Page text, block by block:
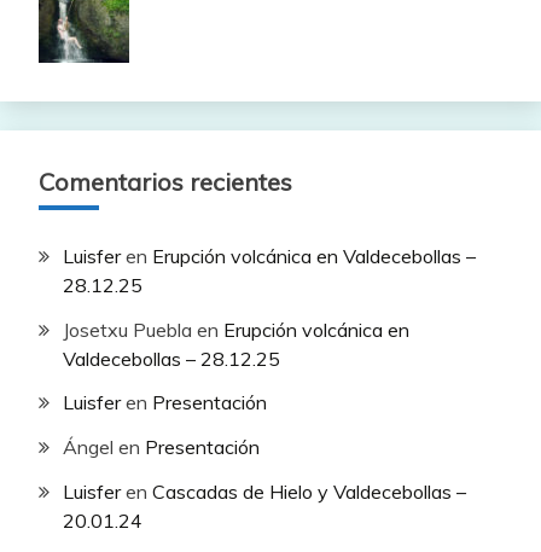
Comentarios recientes
Luisferen Erupción volcánica en Valdecebollas –
28.12.25
Josetxu Puebla en Erupción volcánica en
Valdecebollas – 28.12.25
Luisferen Presentación
Ángel en Presentación
Luisferen Cascadas de Hielo y Valdecebollas –
20.01.24